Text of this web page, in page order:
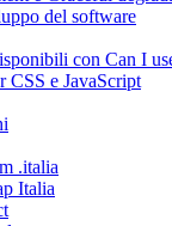
del software
con Can I
CSS e JavaScript
.italia
Italia